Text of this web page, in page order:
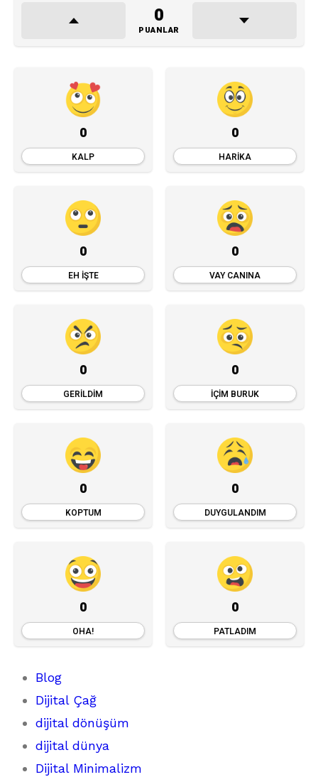
0
PUANLAR
0
KALP
0
HARIKA
0
EH İŞTE
0
VAY CANINA
0
GERILDIM
0
İÇIM BURUK
0
KOPTUM
0
DUYGULANDIM
0
OHA!
0
PATLADIM
Blog
Dijital Çağ
dijital dönüşüm
dijital dünya
Dijital Minimalizm